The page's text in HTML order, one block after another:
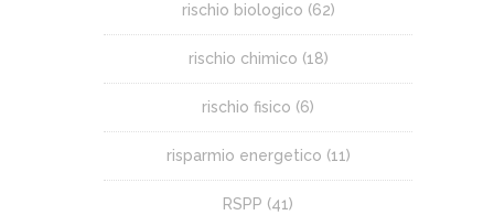
rischio biologico (62)
rischio chimico (18)
rischio fisico (6)
risparmio energetico (11)
RSPP (41)